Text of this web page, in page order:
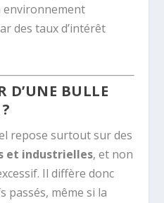
environnement
des taux d’intérêt
D’UNE BULLE
repose surtout sur des
et industrielles, et non
Il diffère donc
passés, même si la